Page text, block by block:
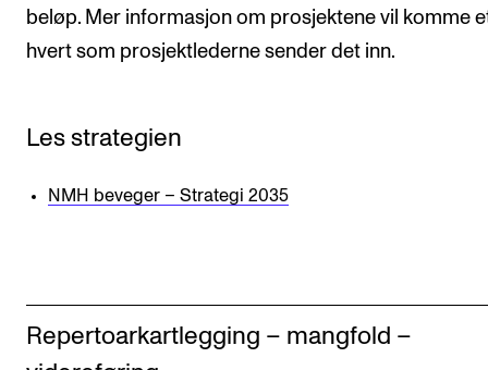
beløp. Mer informasjon om prosjektene vil komme
hvert som prosjektlederne sender det inn.
Les strategien
NMH beveger – Strategi 2035
Repertoarkartlegging – mangfold –